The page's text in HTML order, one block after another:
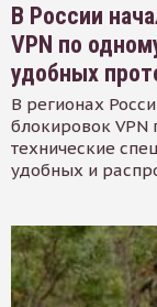
В России
VPN по
удобных
В регионах
блокировок VPN
технические
удобных и